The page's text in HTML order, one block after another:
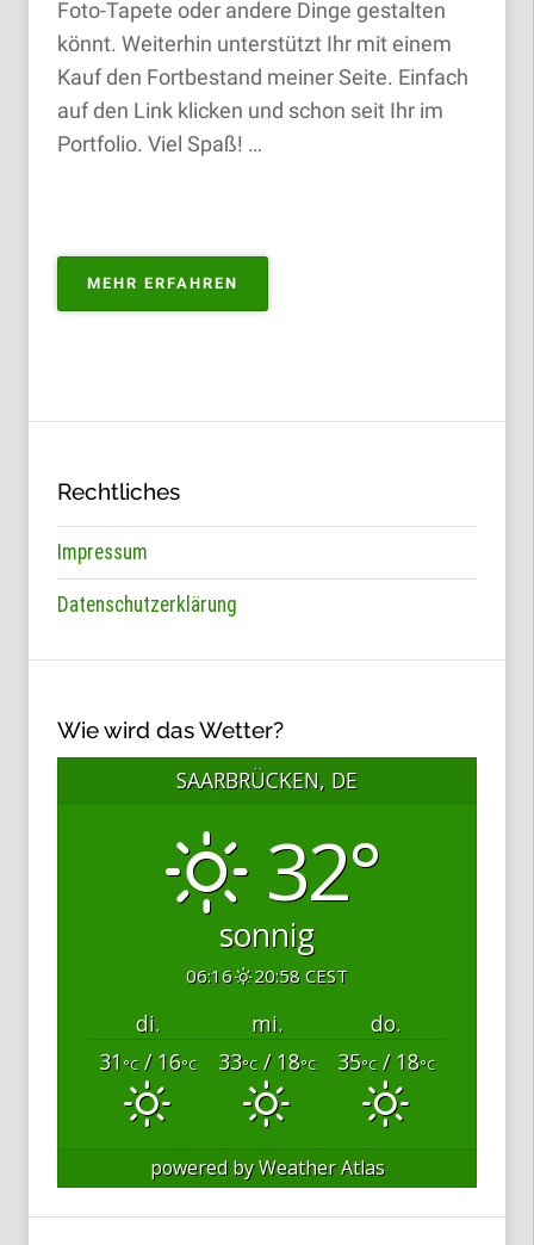
Foto-Tapete oder andere Dinge gestalten
könnt. Weiterhin unterstützt Ihr mit einem
Kauf den Fortbestand meiner Seite. Einfach
auf den Link klicken und schon seit Ihr im
Portfolio. Viel Spaß! …
MEHR ERFAHREN
ZUM
Rechtliches
Impressum
Datenschutzerklärung
Wie wird das Wetter?
SAARBRÜCKEN, DE
32°
sonnig
06:16 20:58 CEST
di. mi.
do.
31 °C/ 16°C 33°C/ 18°C 35°C/ 18°C
powered byWeather Atlas